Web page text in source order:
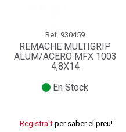
Ref. 930459
REMACHE MULTIGRIP
ALUM/ACERO MFX 1003
4,8X14
En Stock
Registra't per saber el preu!